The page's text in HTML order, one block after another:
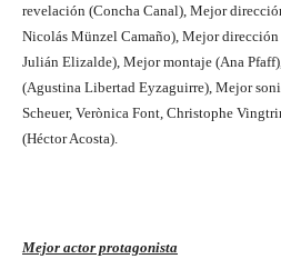
revelación (Concha Canal), Mejor
Nicolás Münzel Camaño), Mejor
Julián Elizalde), Mejor montaje (Ana
(Agustina Libertad Eyzaguirre), Mejor
Scheuer, Verònica Font, Christophe
(Héctor Acosta).
Mejor actor protagonista